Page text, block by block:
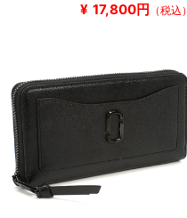
¥ 17,800円 （税込）